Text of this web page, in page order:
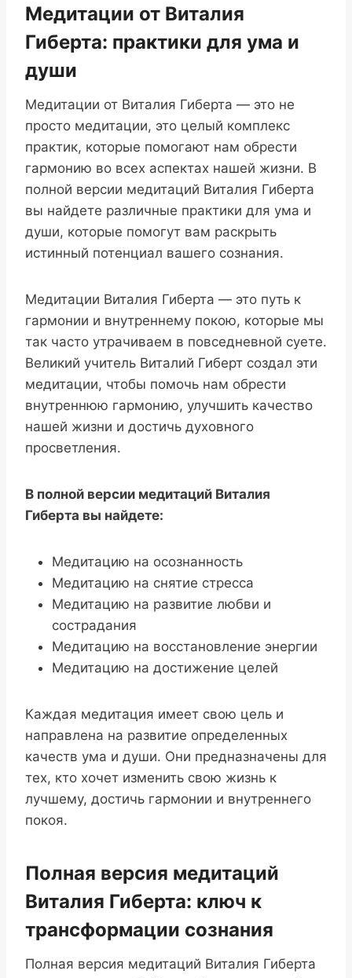
Медитации от Виталия
Гиберта: практики для ума и
души
Медитации от Виталия Гиберта — это не
просто медитации, это целый комплекс
практик, которые помогают нам обрести
гармонию во всех аспектах нашей жизни. В
полной версии медитаций Виталия Гиберта
вы найдете различные практики для ума и
души, которые помогут вам раскрыть
истинный потенциал вашего сознания.
Медитации Виталия Гиберта — это путь к
гармонии и внутреннему покою, которые мы
так часто утрачиваем в повседневной суете.
Великий учитель Виталий Гиберт создал эти
медитации, чтобы помочь нам обрести
внутреннюю гармонию, улучшить качество
нашей жизни и достичь духовного
просветления.
В полной версии медитаций Виталия
Гиберта вы найдете:
Медитацию на осознанность
Медитацию на снятие стресса
Медитацию на развитие любви и
сострадания
Медитацию на восстановление энергии
Медитацию на достижение целей
Каждая медитация имеет свою цель и
направлена на развитие определенных
качеств ума и души. Они предназначены для
тех, кто хочет изменить свою жизнь к
лучшему, достичь гармонии и внутреннего
покоя.
Полная версия медитаций
Виталия Гиберта: ключ к
трансформации сознания
Полная версия медитаций Виталия Гиберта